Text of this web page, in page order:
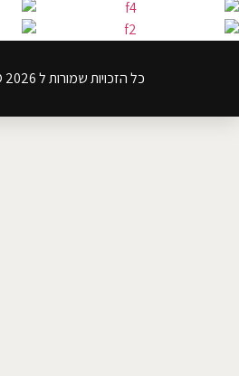
כל הזכויות שמורות ל BRIZASPA © 2026